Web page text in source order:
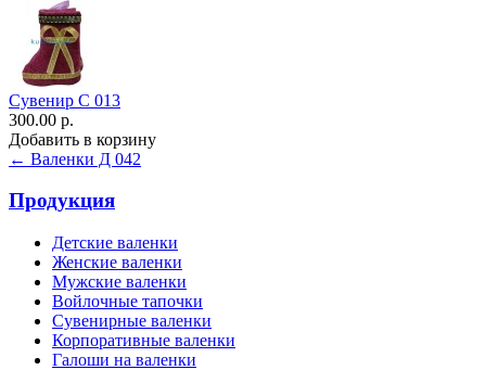
Сувенир С 013
300.00 р.
Добавить в корзину
← Валенки Д 042
Продукция
Детские валенки
Женские валенки
Мужские валенки
Войлочные тапочки
Сувенирные валенки
Корпоративные валенки
Галоши на валенки